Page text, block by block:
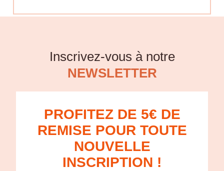
Inscrivez-vous à notre
NEWSLETTER
PROFITEZ DE 5€ DE
REMISE POUR TOUTE
NOUVELLE
INSCRIPTION !